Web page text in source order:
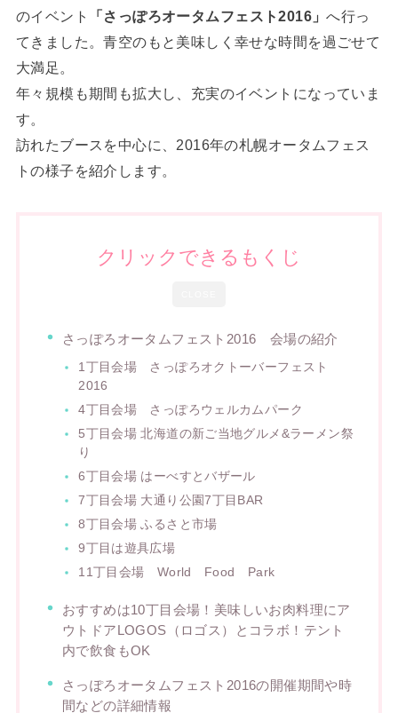
のイベント
「さっぽろオータムフェスト2016」へ行っ
てきました。青空のもと美味しく幸せな時間を過ごせて
大満足。
年々規模も期間も拡大し、充実のイベントになっていま
す。
訪れたブースを中心に、2016年の札幌オータムフェス
トの様子を紹介します。
クリックできるもくじ
さっぽろオータムフェスト2016 会場の紹介
1丁目会場 さっぽろオクトーバーフェスト
2016
4丁目会場 さっぽろウェルカムパーク
5丁目会場 北海道の新ご当地グルメ&ラーメン祭
り
6丁目会場 はーべすとバザール
7丁目会場 大通り公園7丁目BAR
8丁目会場 ふるさと市場
9丁目は遊具広場
11丁目会場 World Food Park
おすすめは10丁目会場！美味しいお肉料理にア
ウトドアLOGOS（ロゴス）とコラボ！テント
内で飲食もOK
さっぽろオータムフェスト2016の開催期間や時
間などの詳細情報